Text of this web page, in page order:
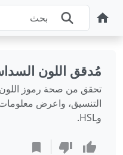
مُدقق اللون
تحقق من صحة رموز
وHSL.